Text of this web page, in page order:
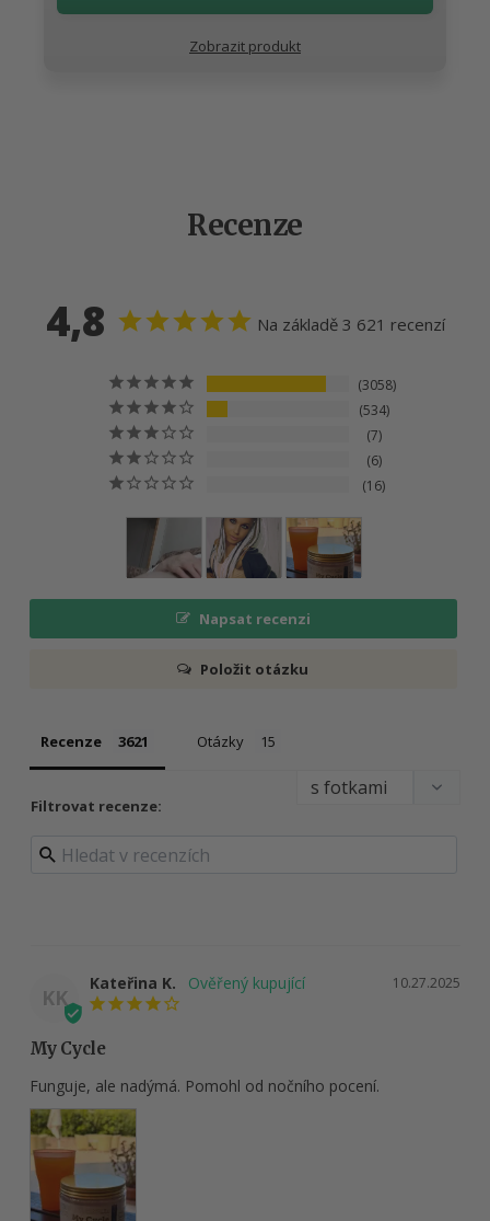
Zobrazit produkt
Recenze
4,8 Na základě 3 621 recenzí
3058
534
7
6
16
Napsat recenzi
Položit otázku
Recenze Otázky
Filtrovat recenze:
KK
10.27.2025
Kateřina K.
My Cycle
Funguje, ale nadýmá. Pomohl od nočního pocení.